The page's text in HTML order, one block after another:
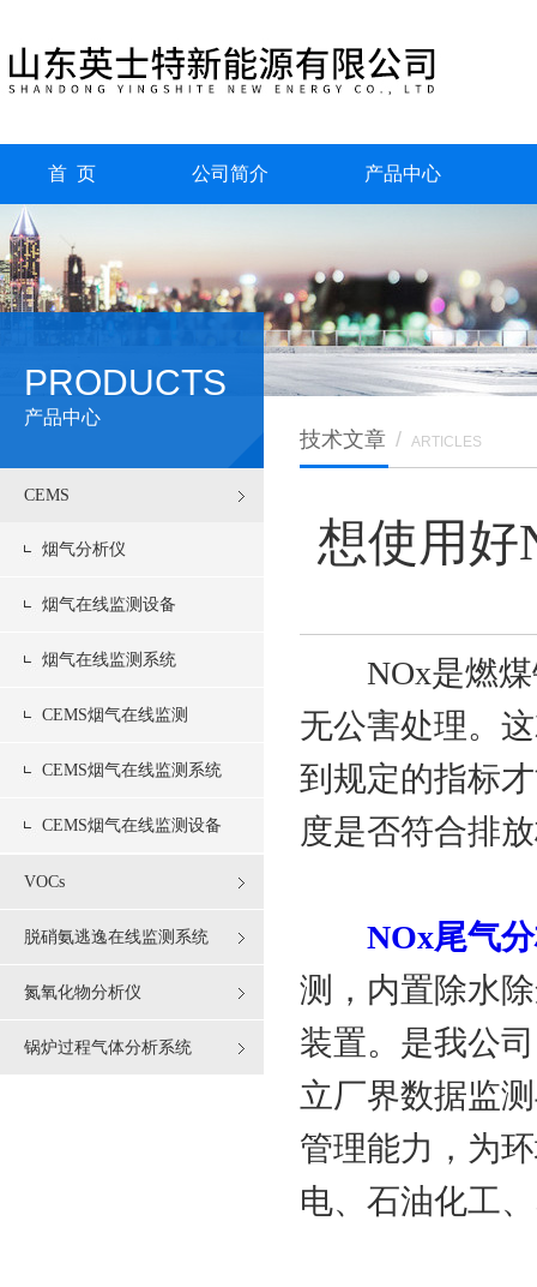
首 页 公司简介 产品中心
PRODUCTS
产品中心
CEMS
烟气分析仪
烟气在线监测设备
烟气在线监测系统
CEMS烟气在线监测
CEMS烟气在线监测系统
CEMS烟气在线监测设备
VOCs
脱硝氨逃逸在线监测系统
氮氧化物分析仪
锅炉过程气体分析系统
技术文章 / ARTICLES
想使用好
NOx是燃煤
无公害处理。
到规定的指标
度是否符合排
NOx尾气
测，内置除水
装置。是我公
立厂界数据监
管理能力，为
电、石油化工